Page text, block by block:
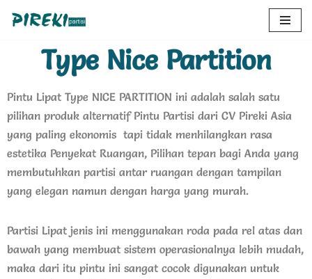
Type Nice Partition
Pintu Lipat Type NICE PARTITION ini adalah salah satu
pilihan produk alternatif Pintu Partisi dari CV Pireki Asia
yang paling ekonomis tapi tidak menhilangkan rasa
estetika Penyekat Ruangan, Pilihan tepan bagi Anda yang
membutuhkan partisi antar ruangan dengan tampilan
yang elegan namun dengan harga yang murah.
Partisi Lipat jenis ini menggunakan roda pada rel atas dan
bawah yang membuat sistem operasionalnya lebih mudah,
maka dari itu pintu ini sangat cocok digunakan untuk